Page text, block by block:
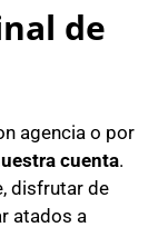
de
agencia o por
cuenta.
disfrutar de
atados a